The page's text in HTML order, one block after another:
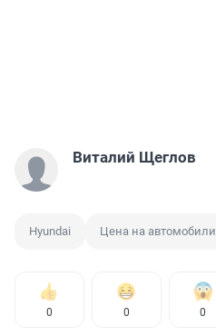
Виталий Щеглов
Hyundai Цена на автомобили
0 0 0